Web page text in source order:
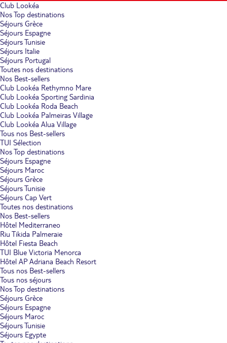
Club Lookéa
Nos Top destinations
Séjours Grèce
Séjours Espagne
Séjours Tunisie
Séjours Italie
Séjours Portugal
Toutes nos destinations
Nos Best-sellers
Club Lookéa Rethymno Mare
Club Lookéa Sporting Sardinia
Club Lookéa Roda Beach
Club Lookéa Palmeiras Village
Club Lookéa Alua Village
Tous nos Best-sellers
TUI Sélection
Nos Top destinations
Séjours Espagne
Séjours Maroc
Séjours Grèce
Séjours Tunisie
Séjours Cap Vert
Toutes nos destinations
Nos Best-sellers
Hôtel Mediterraneo
Riu Tikida Palmeraie
Hôtel Fiesta Beach
TUI Blue Victoria Menorca
Hôtel AP Adriana Beach Resort
Tous nos Best-sellers
Tous nos séjours
Nos Top destinations
Séjours Grèce
Séjours Espagne
Séjours Maroc
Séjours Tunisie
Séjours Egypte